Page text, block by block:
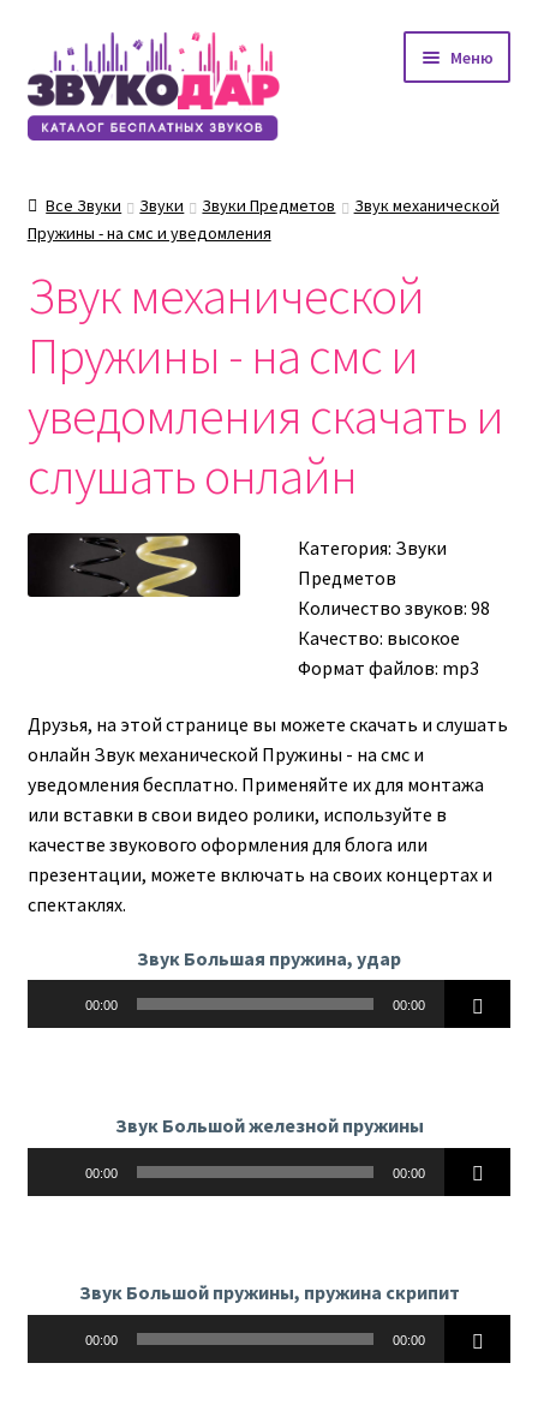
Перейти
к
навигации
Перейти
к
содержимому
Меню
Все Звуки Звуки Звуки Предметов
Звук механической
Пружины - на смс и уведомления
Звук механической
Пружины - на смс и
уведомления скачать и
слушать онлайн
Категория: Звуки
Предметов
Количество звуков: 98
Качество: высокое
Формат файлов: mp3
Друзья, на этой странице вы можете скачать и слушать
онлайн Звук механической Пружины - на смс и
уведомления бесплатно. Применяйте их для монтажа
или вставки в свои видео ролики, используйте в
качестве звукового оформления для блога или
презентации, можете включать на своих концертах и
спектаклях.
Звук Большая пружина, удар
00:00 00:00
Звук Большой железной пружины
00:00 00:00
Звук Большой пружины, пружина скрипит
00:00 00:00